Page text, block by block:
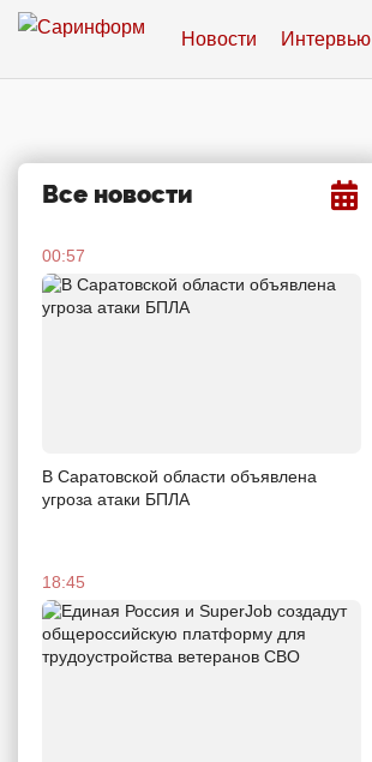
Новости Интервью
Все новости
00:57
В Саратовской области объявлена
угроза атаки БПЛА
18:45